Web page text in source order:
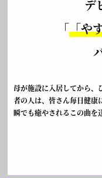
デ
「「や
母が施設に入居してから、
者の人は、皆さん毎日健康
瞬でも癒やされるこの曲を